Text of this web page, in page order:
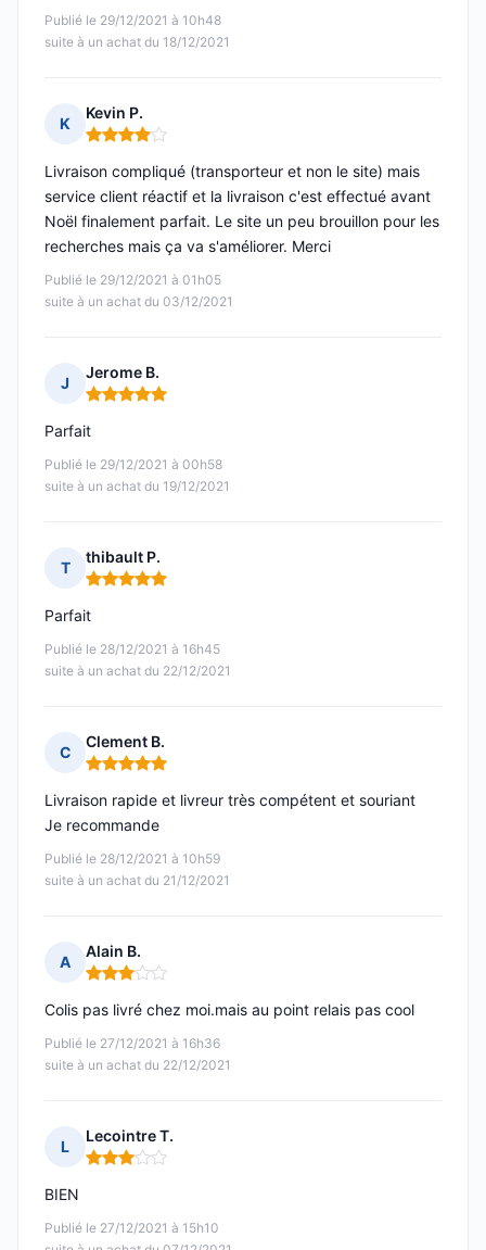
Publié le 29/12/2021 à 10h48
suite à un achat du 18/12/2021
K
Kevin P.
Note : 4 sur 5
Publié le 29/12/2021 à 01h05
suite à un achat du 03/12/2021
Livraison compliqué (transporteur et non le site) mais
service client réactif et la livraison c'est effectué avant
Noël finalement parfait. Le site un peu brouillon pour les
recherches mais ça va s'améliorer. Merci
J
Jerome B.
Note : 5 sur 5
Publié le 29/12/2021 à 00h58
suite à un achat du 19/12/2021
Parfait
T
thibault P.
Note : 5 sur 5
Publié le 28/12/2021 à 16h45
suite à un achat du 22/12/2021
Parfait
C
Clement B.
Note : 5 sur 5
Publié le 28/12/2021 à 10h59
suite à un achat du 21/12/2021
Livraison rapide et livreur très compétent et souriant
Je recommande
A
Alain B.
Note : 3 sur 5
Publié le 27/12/2021 à 16h36
suite à un achat du 22/12/2021
Colis pas livré chez moi.mais au point relais pas cool
L
Lecointre T.
Note : 3 sur 5
Publié le 27/12/2021 à 15h10
BIEN